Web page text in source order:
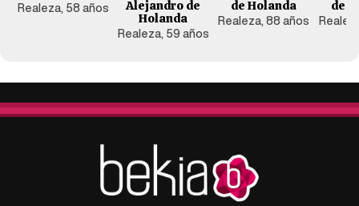
Realeza, 58 años
Alejandro de
Holanda
Realeza, 59 años
de Holanda
Realeza, 88 años
de